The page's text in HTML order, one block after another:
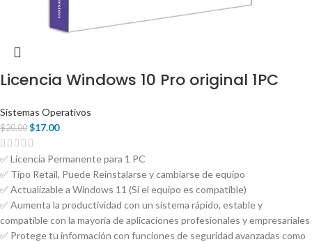
Licencia Windows 10 Pro original 1PC
Sistemas Operativos
$20.00 $17.00
✅ Licencia Permanente para 1 PC
✅ Tipo Retail, Puede Reinstalarse y cambiarse de equipo
✅ Actualizable a Windows 11 (Si el equipo es compatible)
✅ Aumenta la productividad con un sistema rápido, estable y
compatible con la mayoría de aplicaciones profesionales y empresariales
✅ Protege tu información con funciones de seguridad avanzadas como